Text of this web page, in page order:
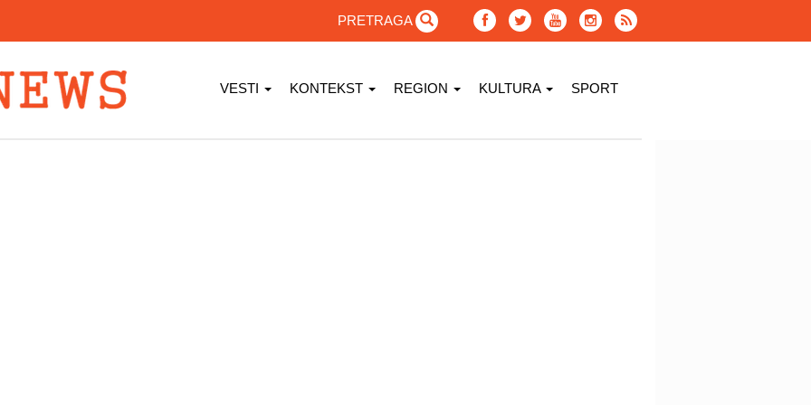
PRETRAGA
VESTI KONTEKST REGION KULTURA SPORT